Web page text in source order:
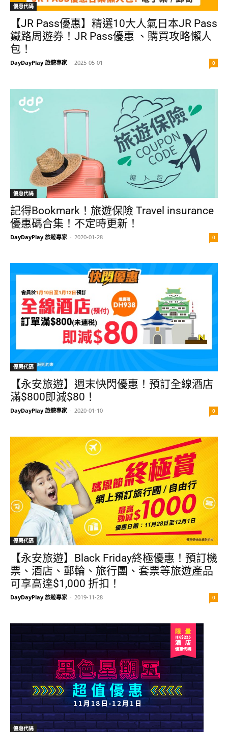
優惠代碼
【JR Pass優惠】精選10大人氣日本JR Pass
鐵路周遊券！JR Pass優惠 、購買攻略懶人
包！
DayDayPlay 旅遊專家 - 2025-05-01 0
優惠代碼
記得Bookmark！旅遊保險 Travel insurance
優惠碼合集！不定時更新！
DayDayPlay 旅遊專家 - 2020-01-28 0
優惠代碼
【永安旅遊】週末快閃優惠！預訂全線酒店
滿$800即減$80！
DayDayPlay 旅遊專家 - 2020-01-10 0
優惠代碼
【永安旅遊】Black Friday終極優惠！預訂機
票、酒店、郵輪、旅行團、套票等旅遊產品
可享高達$1,000 折扣！
DayDayPlay 旅遊專家 - 2019-11-28 0
優惠代碼